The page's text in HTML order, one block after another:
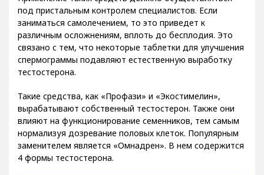
Применение таких средств должно осуществляться
под пристальным контролем специалистов. Если
заниматься самолечением, то это приведет к
различным осложнениям, вплоть до бесплодия. Это
связано с тем, что некоторые таблетки для улучшения
спермограммы подавляют естественную выработку
тестостерона.
Такие средства, как «Профази» и «Экостимелин»,
вырабатывают собственный тестостерон. Также они
влияют на функционирование семенников, тем самым
нормализуя дозревание половых клеток. Популярным
заменителем является «Омнадрен». В нем содержится
4 формы тестостерона.